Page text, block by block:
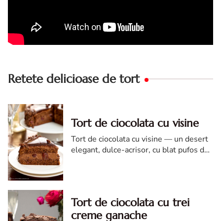
Retete delicioase de tort
Tort de ciocolata cu visine
Tort de ciocolata cu visine — un desert
elegant, dulce-acrisor, cu blat pufos de
Tort de ciocolata cu trei
creme ganache